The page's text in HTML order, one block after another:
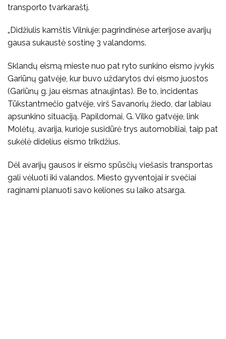
transporto tvarkaraštį.
„Didžiulis kamštis Vilniuje: pagrindinėse arterijose avarijų
gausa sukaustė sostinę 3 valandoms.
Sklandų eismą mieste nuo pat ryto sunkino eismo įvykis
Gariūnų gatvėje, kur buvo uždarytos dvi eismo juostos
(Gariūnų g. jau eismas atnaujintas). Be to, incidentas
Tūkstantmečio gatvėje, virš Savanorių žiedo, dar labiau
apsunkino situaciją. Papildomai, G. Vilko gatvėje, link
Molėtų, avarija, kurioje susidūrė trys automobiliai, taip pat
sukėlė didelius eismo trikdžius.
Dėl avarijų gausos ir eismo spūsčių viešasis transportas
gali vėluoti iki valandos. Miesto gyventojai ir svečiai
raginami planuoti savo keliones su laiko atsarga.